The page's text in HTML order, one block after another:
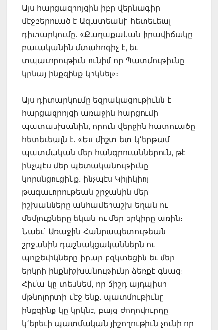
Այս հարցազրոյցին իբր վերնագիր
մէջբերուած է Ազատեանի հետեւեալ
դիտարկումը. «Քաղաքական իրավիճակը
բաւականին մտահոգիչ է, եւ
տպաւորութիւն ունիմ որ Պատմութիւնը
կրնայ ինքզինք կրկնել»։
Այս դիտարկումը եզրակացութիւնն է
հարցազրոյցի առաջին հարցումի
պատասխանին, որուն վերջին հատուածը
հետեւեալն է. «Ես միշտ ետ կ՚երթամ
պատմական մեր հանգրուաններուն, թէ
ինչպէս մեր պետականութիւնը
կորսնցուցինք. ինչպէս Կիլիկիոյ
թագաւորութեան շրջանին մեր
իշխանները անհամերաշխ եղան ու
մեմլուքները եկան ու մեր երկիրը առին։
Նաեւ՝ Առաջին Հանրապետութեան
շրջանին դաշնակցականներն ու
պոլշեւիկները իրար բզկտեցին եւ մեր
երկրի ինքնիշխանութիւնը ձեռքէ գնաց։
Հիմա կը տեսնեմ, որ ճիշդ այդպիսի
մթնոլորտի մէջ ենք. պատմութիւնը
ինքզինք կը կրկնէ, բայց ժողովուրդը
կ՚երեւի պատմական յիշողութիւն չունի որ